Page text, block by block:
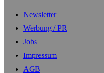
Newsletter
Werbung / PR
Jobs
Impressum
AGB